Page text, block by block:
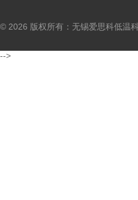
© 2026 版权所有：无锡爱思科低温
-->